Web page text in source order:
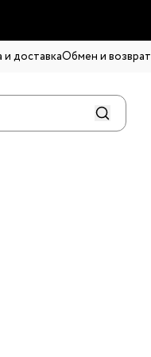
доставкаОбмен и возврат